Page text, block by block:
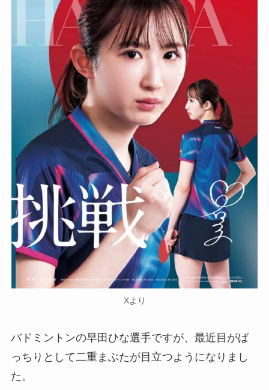
Xより
バドミントンの早田ひな選手ですが、最近目がば
っちりとして二重まぶたが目立つようになりまし
た。